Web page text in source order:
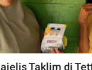
Taklim di